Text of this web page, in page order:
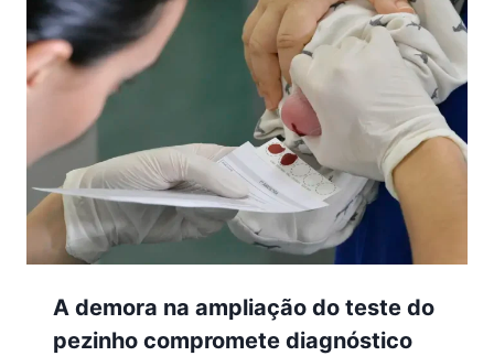
A demora na ampliação do teste do
pezinho compromete diagnóstico